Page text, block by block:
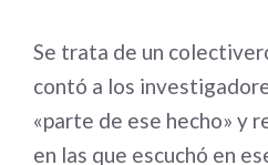
Se trata de un
contó a los
«parte de ese hecho» y
en las que escuchó en